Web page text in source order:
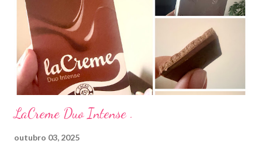
com os ácidos. Forma farmacêutica e Apresentação ILOSONE
TÓPICO SOLUÇÃO é apresentado sob a forma líquida em
frascos de 120 ml. USO PEDIÁTRICO E ADULTO. Composição
Cada ml contém: Eritromicina base 20 mg Excipientes q.s....
LaCreme Duo Intense .
outubro 03, 2025